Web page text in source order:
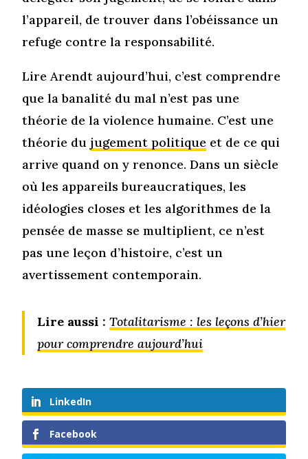
l’appareil, de trouver dans l’obéissance un
refuge contre la responsabilité.
Lire Arendt aujourd’hui, c’est comprendre
que la banalité du mal n’est pas une
théorie de la violence humaine. C’est une
théorie du jugement politique et de ce qui
arrive quand on y renonce. Dans un siècle
où les appareils bureaucratiques, les
idéologies closes et les algorithmes de la
pensée de masse se multiplient, ce n’est
pas une leçon d’histoire, c’est un
avertissement contemporain.
Lire aussi : Totalitarisme : les leçons d’hier
pour comprendre aujourd’hui
LinkedIn
Facebook